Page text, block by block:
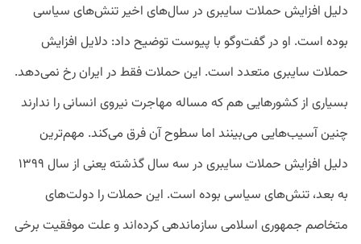
دلیل افزایش حملات سایبری در سال‌های اخیر تنش‌های سیاسی
بوده است. او در گفت‌وگو با پیوست توضیح داد: دلایل افزایش
حملات سایبری متعدد است. این حملات فقط در ایران رخ نمی‌دهد.
بسیاری از کشورهایی هم که مساله مهاجرت نیروی انسانی را ندارند
چنین آسیب‌هایی می‌بینند اما سطوح آن فرق می‌کند. مهم‌ترین
دلیل افزایش حملات سایبری در سه سال گذشته یعنی از سال ۱۳۹۹
به بعد، تنش‌های سیاسی بوده است. این حملات را دولت‌های
متخاصم جمهوری اسلامی سازماندهی کرده‌اند و علت موفقیت برخی